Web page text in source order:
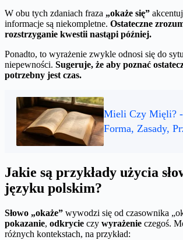
W obu tych zdaniach fraza „okaże się”
informacje są niekompletne. Ostateczne
rozstrzyganie kwestii nastąpi później.
Ponadto, to wyrażenie zwykle odnosi się do
niepewności. Sugeruje, że aby poznać
potrzebny jest czas.
Mieli Czy Mięli? -
Forma, Zasady,
Jakie są przykłady użycia
języku polskim?
Słowo „okaże” wywodzi się od czasownika
pokazanie, odkrycie czy wyrażenie czegoś.
różnych kontekstach, na przykład: